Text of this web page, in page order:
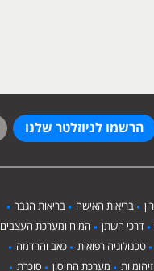
הרשמו לניוזלטר שלנו
בריאות האישה
בריאות הגבר
דרכי השתן
המוח ומערכת העצבים
טכנולוגיה רפואית
כאב והרדמה
מערכת החיסון סוכרת